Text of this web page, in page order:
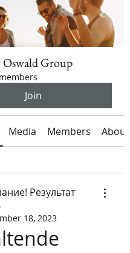
Oswald Group
Join
Media Members About
Результат
18, 2023